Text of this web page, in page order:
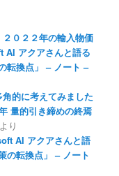
０２２年の輸入物価
AI アクアさんと語る
転換点」 – ノート –
的に考えてみました
量的引き締めの終焉
より
AI アクアさんと語
の転換点」 – ノート